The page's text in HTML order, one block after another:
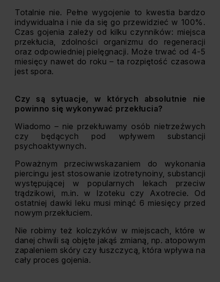
Totalnie nie. Pełne wygojenie to kwestia bardzo
indywidualna i nie da się go przewidzieć w 100%.
Czas gojenia zależy od kilku czynników: miejsca
przekłucia, zdolności organizmu do regeneracji
oraz odpowiedniej pielęgnacji. Może trwać od 4-5
miesięcy nawet do roku – ta rozpiętość czasowa
jest spora.
Czy są sytuacje, w których absolutnie nie
powinno się wykonywać przekłucia?
Wiadomo – nie przekłuwamy osób nietrzeźwych
czy będących pod wpływem substancji
psychoaktywnych.
Poważnym przeciwwskazaniem do wykonania
piercingu jest stosowanie izotretynoiny, substancji
występującej w popularnych lekach przeciw
trądzikowi, m.in. w Izoteku czy Axotrecie. Od
ostatniej dawki leku musi minąć 6 miesięcy przed
nowym przekłuciem.
Nie robimy też kolczyków w miejscach, które w
danej chwili są objęte jakąś zmianą, np. atopowym
zapaleniem skóry czy łuszczycą, która wpływa na
cały proces gojenia.